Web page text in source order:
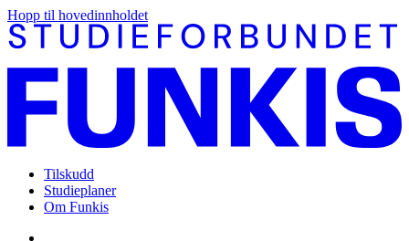
Hopp til hovedinnholdet
Tilskudd
Studieplaner
Om Funkis